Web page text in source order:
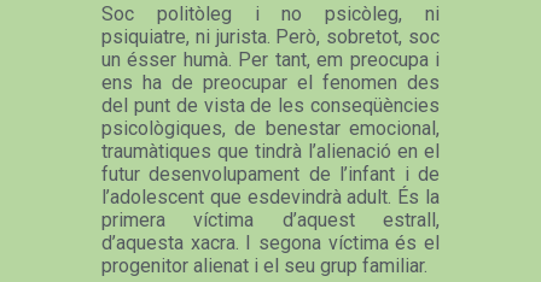
Soc politòleg i no psicòleg, ni
psiquiatre, ni jurista. Però, sobretot, soc
un ésser humà. Per tant, em preocupa i
ens ha de preocupar el fenomen des
del punt de vista de les conseqüències
psicològiques, de benestar emocional,
traumàtiques que tindrà l’alienació en el
futur desenvolupament de l’infant i de
l’adolescent que esdevindrà adult. És la
primera víctima d’aquest estrall,
d’aquesta xacra. I segona víctima és el
progenitor alienat i el seu grup familiar.